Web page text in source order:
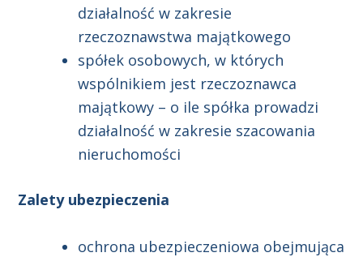
działalność w zakresie
rzeczoznawstwa majątkowego
spółek osobowych, w których
wspólnikiem jest rzeczoznawca
majątkowy – o ile spółka prowadzi
działalność w zakresie szacowania
nieruchomości
Zalety ubezpieczenia
ochrona ubezpieczeniowa obejmująca